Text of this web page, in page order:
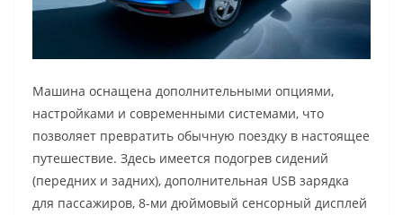
Машина оснащена дополнительными опциями,
настройками и современными системами, что
позволяет превратить обычную поездку в настоящее
путешествие. Здесь имеется подогрев сидений
(передних и задних), дополнительная USB зарядка
для пассажиров, 8-ми дюймовый сенсорный дисплей